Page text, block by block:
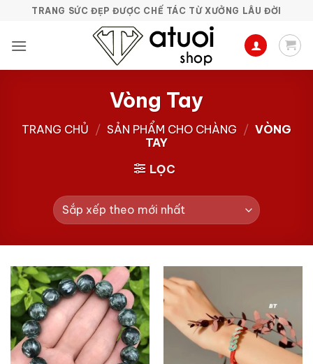
nội
TRANG SỨC ĐẸP ĐƯỢC CHẾ TÁC TỪ XƯỞNG LÂU ĐỜI
Vòng Tay
TRANG CHỦ / SẢN PHẨM CHO CHÀNG / VÒNG
TAY
LỌC